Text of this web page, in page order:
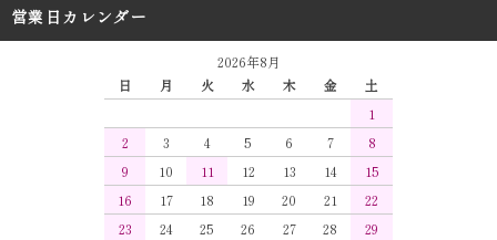
営業日カレンダー
2026年8月
日
月 火 水 木 金
土
1
2
3 4 5 6 7
8
9
10 11 12 13 14
15
16
17 18 19 20 21
22
23
24 25 26 27 28
29